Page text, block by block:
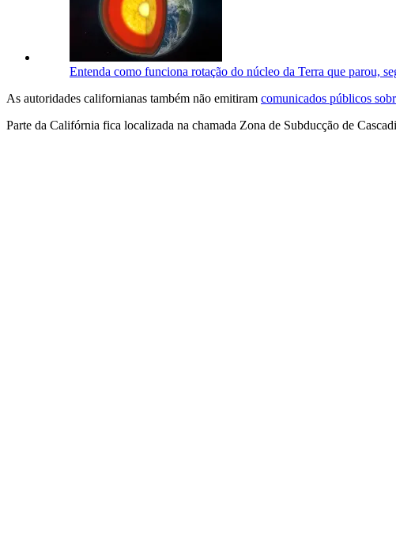
Entenda como funciona rotação do núcleo da Terra que parou,
As autoridades californianas também não emitiram comunicados públicos
Parte da Califórnia fica localizada na chamada Zona de Subducção de